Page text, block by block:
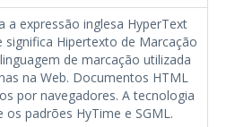
a expressão inglesa HyperText
significa Hipertexto de Marcação
de marcação utilizada
na Web. Documentos HTML
por navegadores. A tecnologia
padrões HyTime e SGML.